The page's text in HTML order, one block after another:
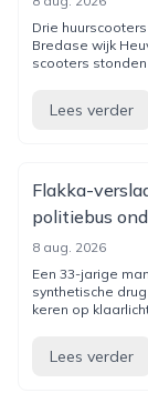
Drie
Bredase wijk
scooters
Lees verder
Flakka-
politiebus
8 aug. 2026
Een 33-jarige
synthetische
keren op
Lees verder